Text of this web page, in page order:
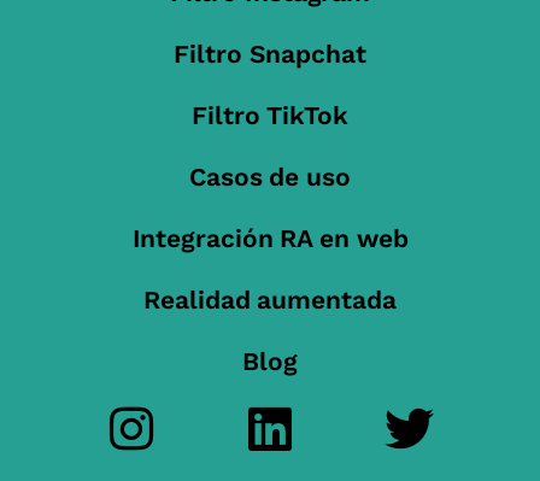
Filtro Snapchat
Filtro TikTok
Casos de uso
Integración RA en web
Realidad aumentada
Blog